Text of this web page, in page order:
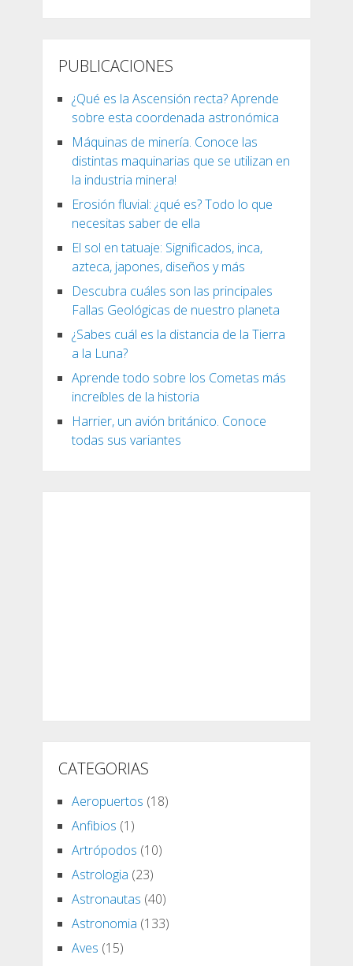
PUBLICACIONES
¿Qué es la Ascensión recta? Aprende
sobre esta coordenada astronómica
Máquinas de minería. Conoce las
distintas maquinarias que se utilizan en
la industria minera!
Erosión fluvial: ¿qué es? Todo lo que
necesitas saber de ella
El sol en tatuaje: Significados, inca,
azteca, japones, diseños y más
Descubra cuáles son las principales
Fallas Geológicas de nuestro planeta
¿Sabes cuál es la distancia de la Tierra
a la Luna?
Aprende todo sobre los Cometas más
increíbles de la historia
Harrier, un avión británico. Conoce
todas sus variantes
CATEGORIAS
Aeropuertos (18)
Anfibios (1)
Artrópodos (10)
Astrologia (23)
Astronautas (40)
Astronomia (133)
Aves (15)